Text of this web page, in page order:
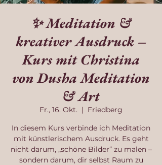
✨ Meditation &
kreativer Ausdruck –
Kurs mit Christina
von Dusha Meditation
& Art
Fr., 16. Okt.
  |
Friedberg
In diesem Kurs verbinde ich Meditation
mit künstlerischem Ausdruck. Es geht
nicht darum, „schöne Bilder“ zu malen –
sondern darum, dir selbst Raum zu